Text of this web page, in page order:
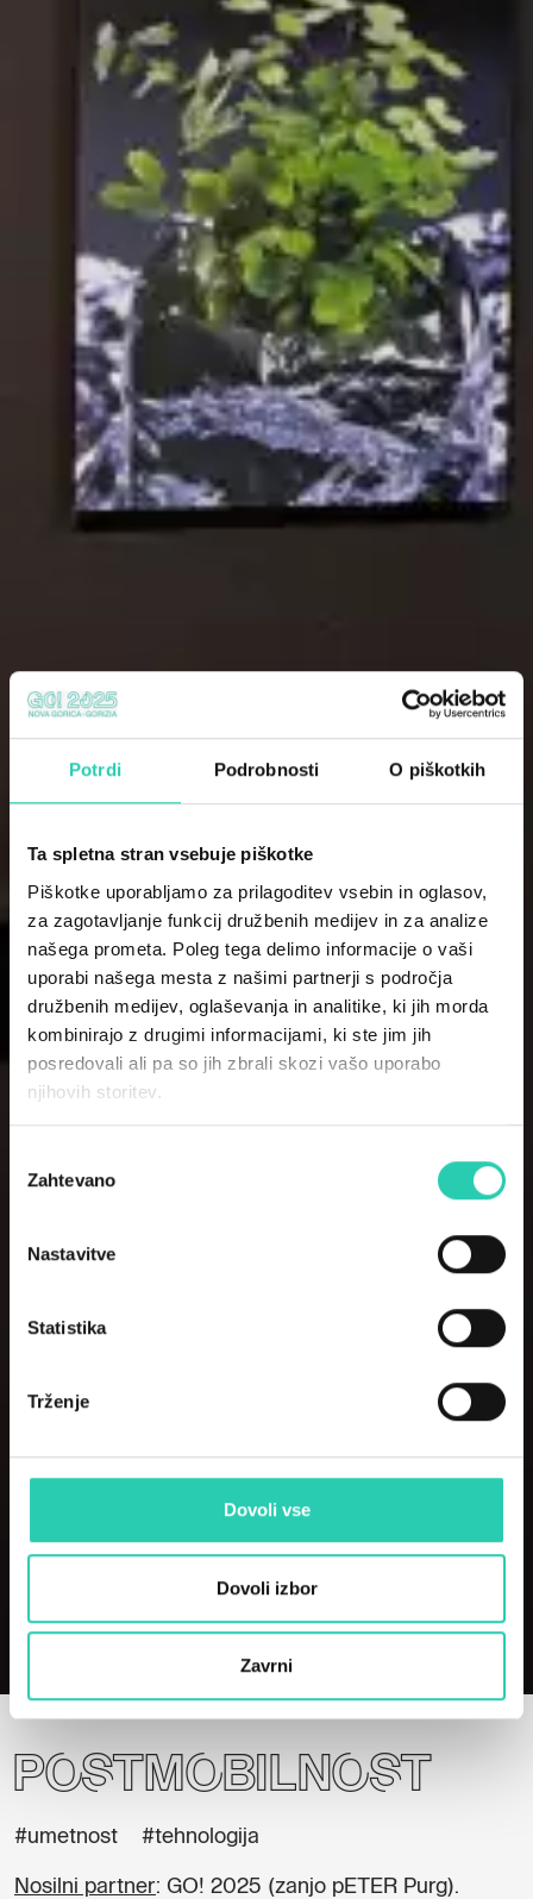
Potrdi Podrobnosti O piškotkih
Ta spletna stran vsebuje piškotke
Piškotke uporabljamo za prilagoditev vsebin in oglasov,
za zagotavljanje funkcij družbenih medijev in za analize
našega prometa. Poleg tega delimo informacije o vaši
uporabi našega mesta z našimi partnerji s področja
družbenih medijev, oglaševanja in analitike, ki jih morda
kombinirajo z drugimi informacijami, ki ste jim jih
posredovali ali pa so jih zbrali skozi vašo uporabo
njihovih storitev.
soglasja
Zahtevano
Nastavitve
Statistika
Trženje
Dovoli vse
Dovoli izbor
Zavrni
PostMobilnost
PostMobilnost
#umetnost #tehnologija
Nosilni partner: GO! 2025 (zanjo pETER Purg).